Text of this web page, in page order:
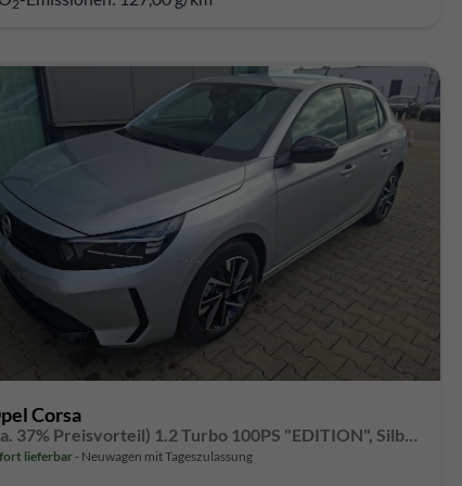
2
Corsa
lieferbar Neuwagen mit Tageszulassung